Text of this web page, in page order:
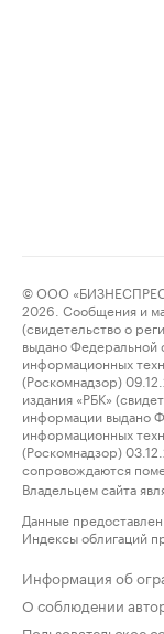
© ООО
2026. Сообщения и
(свидетельство о
выдано Федеральной
информационных
(Роскомнадзор)
издания «РБК»
информации выдано
информационных
(Роскомнадзор)
сопровождаются
Владельцем сайта
Данные
Индексы облигаций
Информация об
О соблюдении